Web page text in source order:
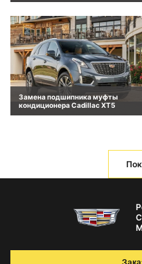
Замена подшипника муфты
кондиционера Cadillac XT5